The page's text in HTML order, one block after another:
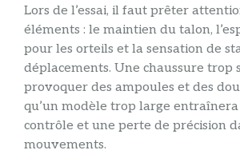
Lors de l’essai, il faut prêter
éléments : le maintien du talon,
pour les orteils et la sensation de
déplacements. Une chaussure trop
provoquer des ampoules et des
qu’un modèle trop large
contrôle et une perte de précision
mouvements.